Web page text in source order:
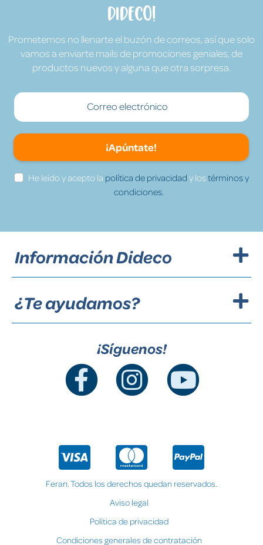
Dideco!
Prometemos no llenarte el buzón de correos, así que solo
vamos a enviarte mails de promociones geniales, de
productos nuevos y alguna que otra sorpresa.
¡Apúntate!
He leído y acepto la política de privacidad y lostérminos y
condiciones.
Información Dideco
¿Te ayudamos?
¡Síguenos!
Feran. Todos los derechos quedan reservados.
Aviso legal
Política de privacidad
Condiciones generales de contratación